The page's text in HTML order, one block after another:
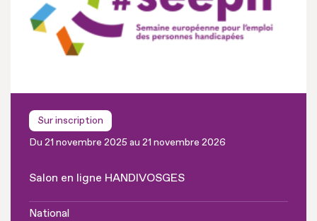
Sur inscription
Du 21 novembre 2025 au 21 novembre 2026
Salon en ligne HANDIVOSGES
National